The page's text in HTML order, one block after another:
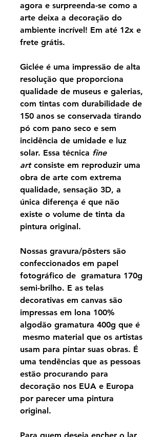
agora e surpreenda-se como a
arte deixa a decoração do
ambiente incrível! Em até 12x e
frete grátis.
Giclée é uma impressão de alta
resolução que proporciona
qualidade de museus e galerias,
com tintas com durabilidade de
150 anos se conservada tirando
pó com pano seco e sem
incidência de umidade e luz
solar. Essa técnica fine
artconsiste em reproduzir uma
obra de arte com extrema
qualidade, sensação 3D, a
única diferença é que não
existe o volume de tinta da
pintura original.
Nossas gravura/pôsters são
confeccionados em papel
fotográfico de gramatura 170g
semi-brilho. E as telas
decorativas em canvas são
impressas em lona 100%
algodão gramatura 400g que é
mesmo material que os artistas
usam para pintar suas obras. É
uma tendências que as pessoas
estão procurando para
decoração nos EUA e Europa
por parecer uma pintura
original.